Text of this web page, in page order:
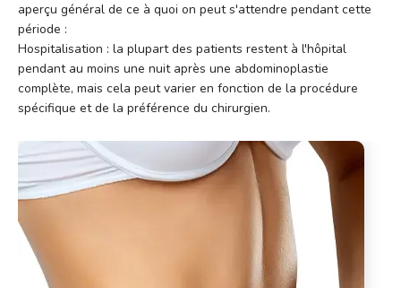
aperçu général de ce à quoi on peut s'attendre pendant cette
période :
Hospitalisation : la plupart des patients restent à l'hôpital
pendant au moins une nuit après une abdominoplastie
complète, mais cela peut varier en fonction de la procédure
spécifique et de la préférence du chirurgien.